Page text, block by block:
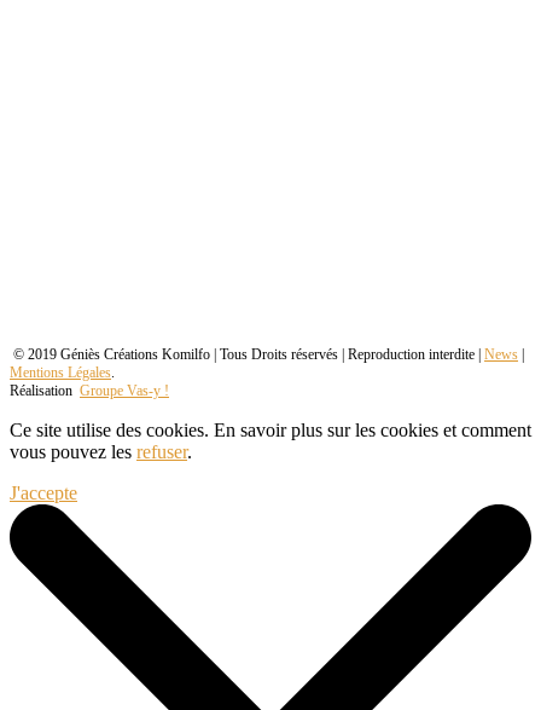
© 2019 Géniès Créations Komilfo | Tous Droits réservés | Reproduction interdite | News
Mentions Légales.
Réalisation Groupe Vas-y !
Ce site utilise des cookies. En savoir plus sur les cookies et comment
vous pouvez les refuser.
J'accepte